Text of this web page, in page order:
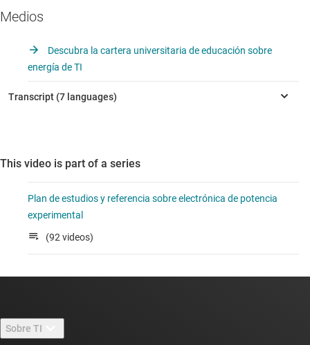
Medios
Descubra la cartera universitaria de educación sobre
energía de TI
This video is part of a series
Plan de estudios y referencia sobre electrónica de potencia
experimental
(92 videos)
Sobre TI